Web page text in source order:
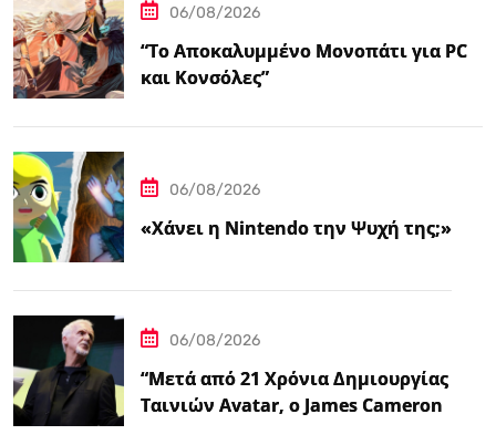
06/08/2026
“Το Αποκαλυμμένο Μονοπάτι για PC
και Κονσόλες”
06/08/2026
«Χάνει η Nintendo την Ψυχή της;»
06/08/2026
“Μετά από 21 Χρόνια Δημιουργίας
Ταινιών Avatar, ο James Cameron